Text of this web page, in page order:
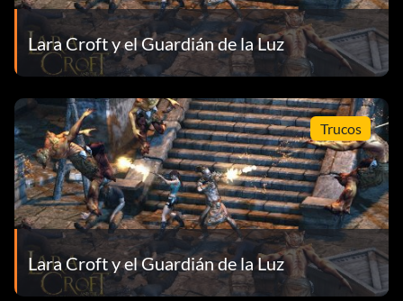
Lara Croft y el Guardián de la Luz
Trucos
Lara Croft y el Guardián de la Luz